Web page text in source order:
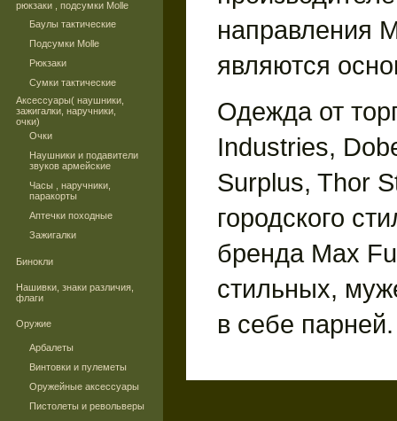
рюкзаки , подсумки Molle
Баулы тактические
Подсумки Molle
Рюкзаки
Сумки тактические
Аксессуары( наушники,
зажигалки, наручники,
очки)
Очки
Наушники и подавители
звуков армейские
Часы , наручники,
паракорты
Аптечки походные
Зажигалки
Бинокли
Нашивки, знаки различия,
флаги
Оружие
Арбалеты
Винтовки и пулеметы
Оружейные аксессуары
Пистолеты и револьверы
направления
являются
Одежда от
Industries,
Surplus, Thor
городского
бренда Max
стильных,
в себе парней.